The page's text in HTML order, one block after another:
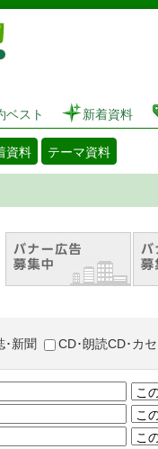
図書館 蔵書検索・予約
ベスト 新着資料
資料 テーマ資料
広告(バナー広告
･新聞 CD･朗読CD･カセ